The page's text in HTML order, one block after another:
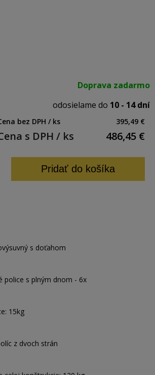
Doprava zadarmo
odosielame do 10 - 14 dní
bez DPH / ks 395,49 €
s DPH / ks 486,45 €
Pridať do košíka
s doťahom
police s plným dnom - 6x
15kg
z dvoch strán